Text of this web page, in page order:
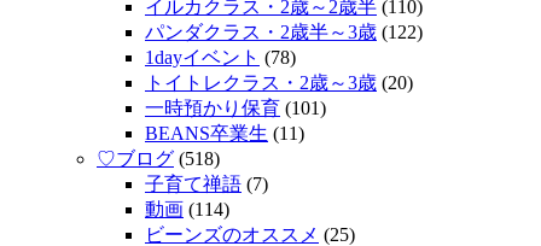
イルカクラス・2歳～2歳半 (110)
パンダクラス・2歳半～3歳 (122)
1dayイベント (78)
トイトレクラス・2歳～3歳 (20)
一時預かり保育 (101)
BEANS卒業生 (11)
♡ブログ (518)
子育て禅語 (7)
動画 (114)
ビーンズのオススメ (25)